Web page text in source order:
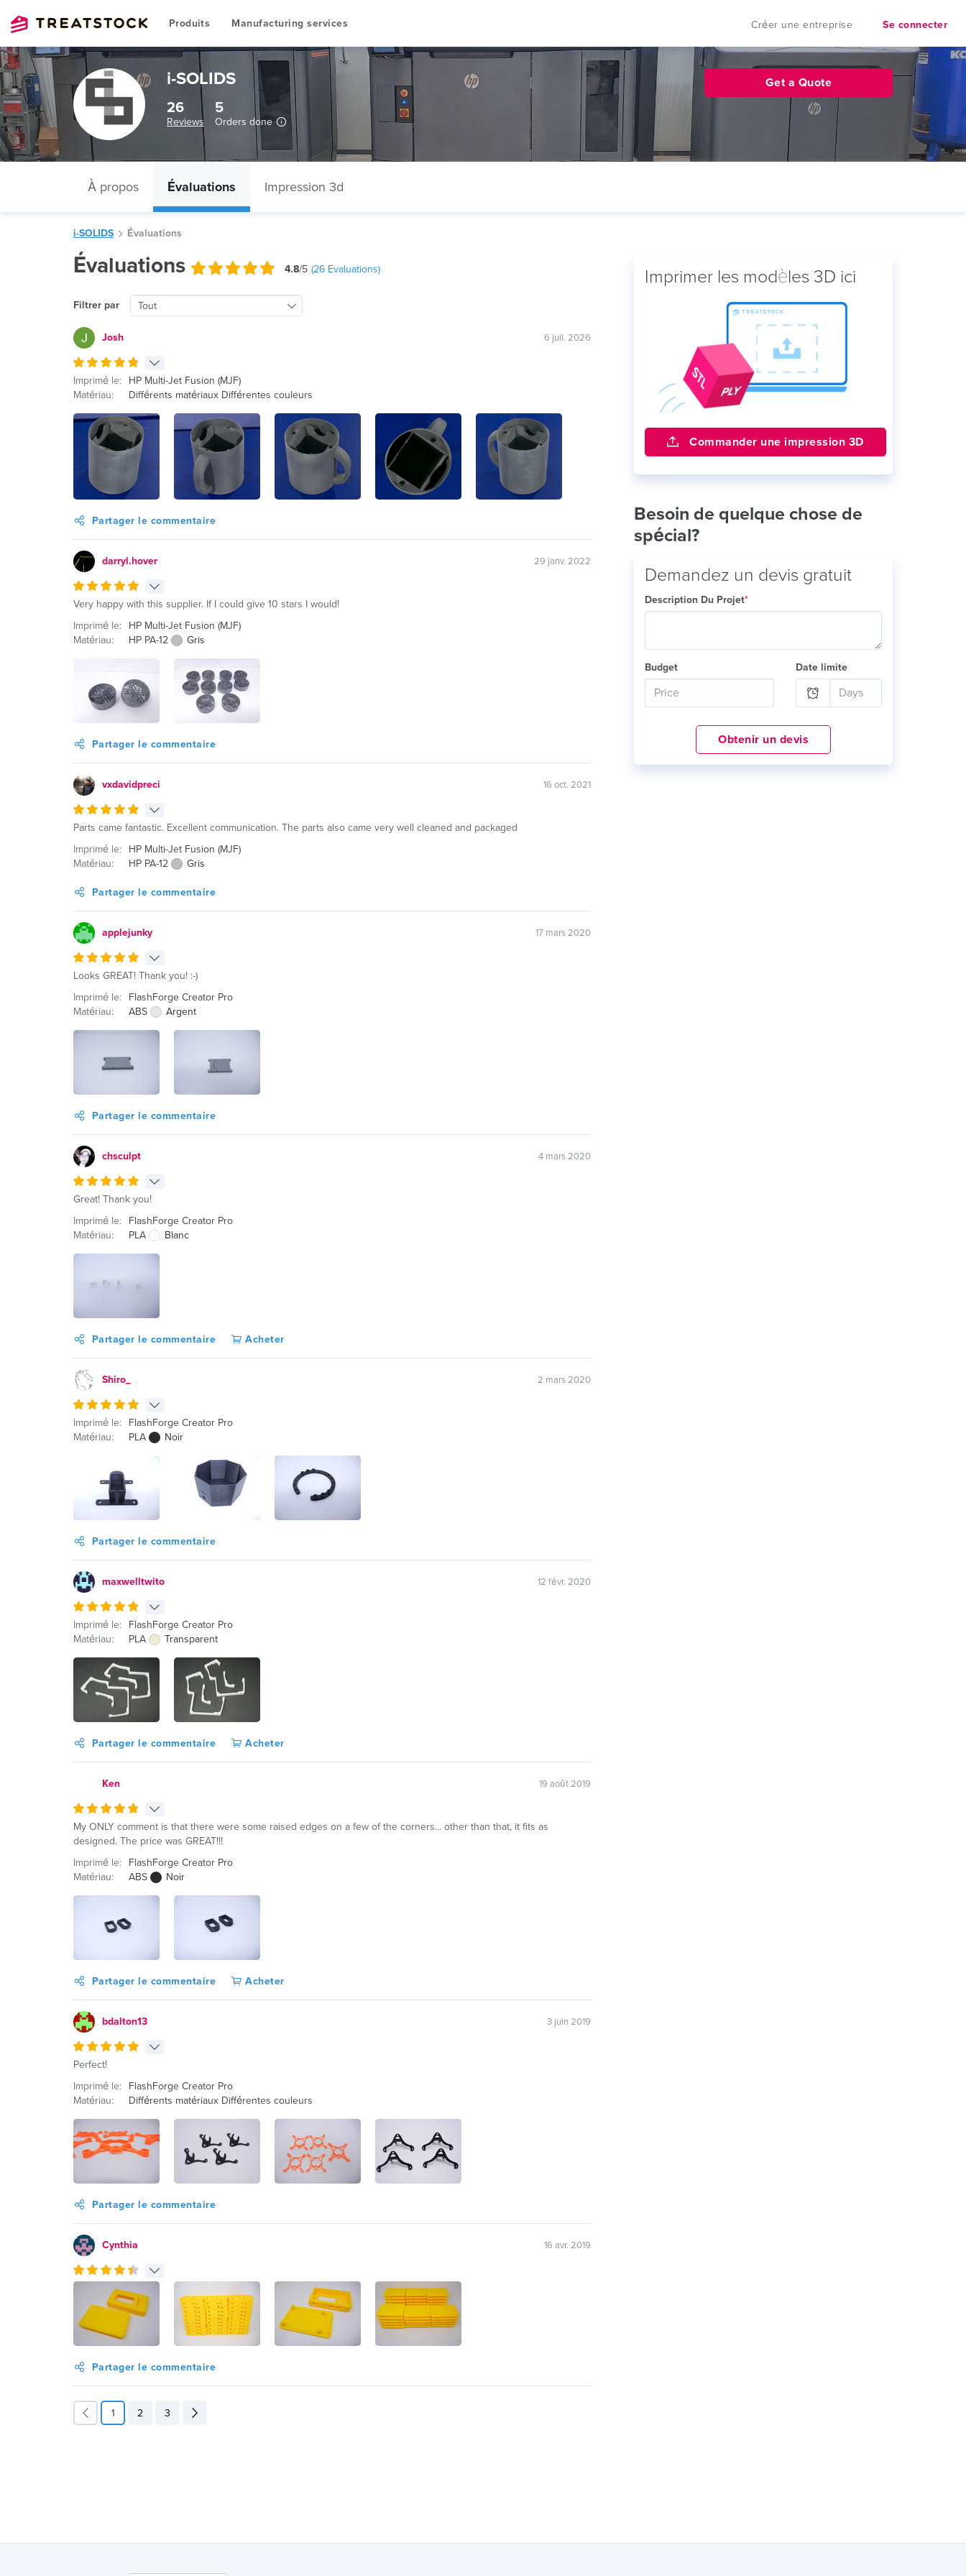
Produits Manufacturing services Créer une entreprise Se connecter
i-SOLIDS
26
Reviews
5
Orders done
Get a Quote
À propos Évaluations Impression 3d
i-SOLIDS Évaluations
Évaluations 4.8/5 (26 Evaluations)
Filtrer par Tout
Josh 6 juil. 2026
Imprimé le:
HP Multi-Jet Fusion (MJF)
Matériau:
Différents matériaux Différentes couleurs
Partager le commentaire
darryl.hover 29 janv. 2022
Very happy with this supplier. If I could give 10 stars I would!
Imprimé le:
HP Multi-Jet Fusion (MJF)
Matériau:
HP PA-12 Gris
Partager le commentaire
vxdavidpreci 16 oct. 2021
Parts came fantastic. Excellent communication. The parts also came very well cleaned and packaged
Imprimé le:
HP Multi-Jet Fusion (MJF)
Matériau:
HP PA-12 Gris
Partager le commentaire
applejunky 17 mars 2020
Looks GREAT! Thank you! :-)
Imprimé le:
FlashForge Creator Pro
Matériau:
ABS Argent
Partager le commentaire
chsculpt 4 mars 2020
Great! Thank you!
Imprimé le:
FlashForge Creator Pro
Matériau:
PLA Blanc
Partager le commentaire Acheter
Shiro_ 2 mars 2020
Imprimé le:
FlashForge Creator Pro
Matériau:
PLA Noir
Partager le commentaire
maxwelltwito 12 févr. 2020
Imprimé le:
FlashForge Creator Pro
Matériau:
PLA Transparent
Partager le commentaire Acheter
Ken 19 août 2019
My ONLY comment is that there were some raised edges on a few of the corners... other than that, it fits as
designed. The price was GREAT!!!
Imprimé le:
FlashForge Creator Pro
Matériau:
ABS Noir
Partager le commentaire Acheter
bdalton13 3 juin 2019
Perfect!
Imprimé le:
FlashForge Creator Pro
Matériau:
Différents matériaux Différentes couleurs
Partager le commentaire
Cynthia 16 avr. 2019
Partager le commentaire
1 2 3
Imprimer les modèles 3D ici
Commander une impression 3D
Besoin de quelque chose de
spécial?
Demandez un devis gratuit
Description Du Projet*
Budget Date limite
Obtenir un devis